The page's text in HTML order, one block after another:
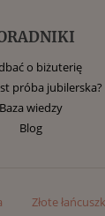
o biżuterię
próba jubilerska?
Baza wiedzy
Blog
Złote